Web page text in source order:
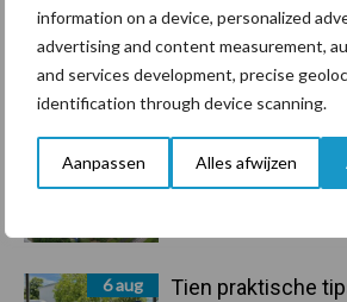
information on a device, personalized
advertising and content measurement,
and services development, precise
identification through device scanning.
Aanpassen Alles afwijzen
7 aug
De speenhuid:
onderschatte
mastitis
6 aug
ForFarmers ziet
marktaandeel
6 aug
Tien praktische